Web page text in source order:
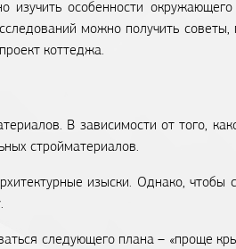
особенности
можно получить
коттеджа.
В зависимости от того,
стройматериалов.
изыски. Однако, чтобы
следующего плана – «проще